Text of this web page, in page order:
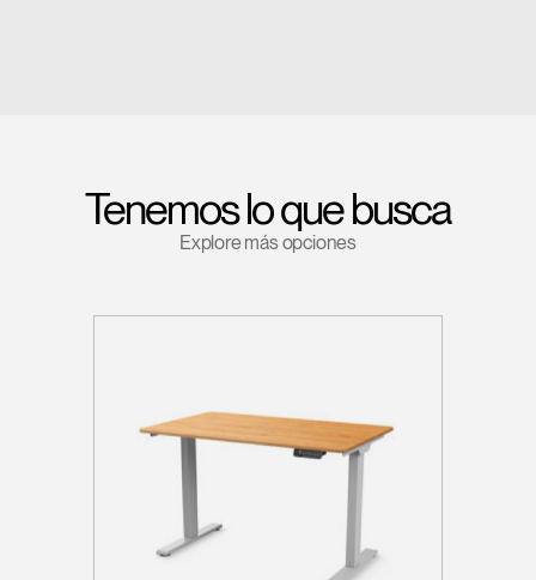
Tenemos lo que busca
Explore más opciones